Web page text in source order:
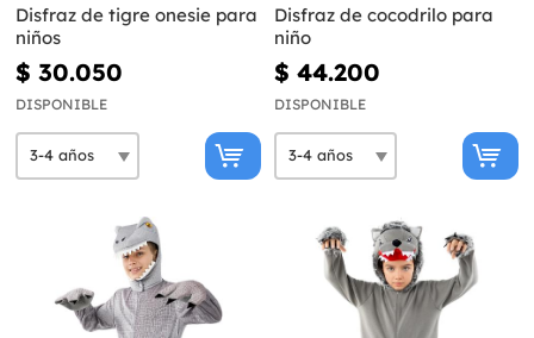
Disfraz de tigre onesie para
niños
$ 30.050
DISPONIBLE
Disfraz de cocodrilo para
niño
$ 44.200
DISPONIBLE